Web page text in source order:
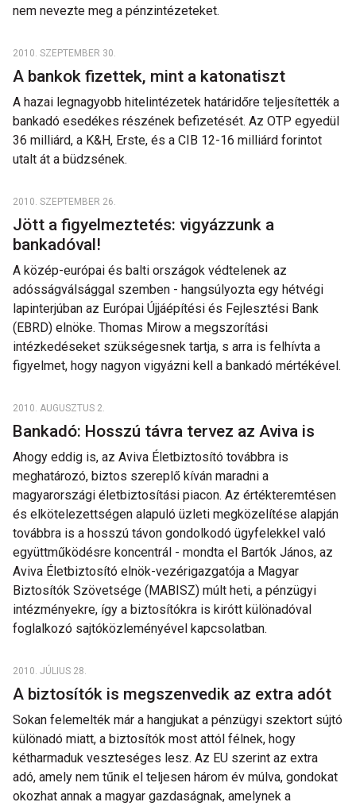
nem nevezte meg a pénzintézeteket.
2010. SZEPTEMBER 30.
A bankok fizettek, mint a katonatiszt
A hazai legnagyobb hitelintézetek határidőre teljesítették a
bankadó esedékes részének befizetését. Az OTP egyedül
36 milliárd, a K&H, Erste, és a CIB 12-16 milliárd forintot
utalt át a büdzsének.
2010. SZEPTEMBER 26.
Jött a figyelmeztetés: vigyázzunk a
bankadóval!
A közép-európai és balti országok védtelenek az
adósságválsággal szemben - hangsúlyozta egy hétvégi
lapinterjúban az Európai Újjáépítési és Fejlesztési Bank
(EBRD) elnöke. Thomas Mirow a megszorítási
intézkedéseket szükségesnek tartja, s arra is felhívta a
figyelmet, hogy nagyon vigyázni kell a bankadó mértékével.
2010. AUGUSZTUS 2.
Bankadó: Hosszú távra tervez az Aviva is
Ahogy eddig is, az Aviva Életbiztosító továbbra is
meghatározó, biztos szereplő kíván maradni a
magyarországi életbiztosítási piacon. Az értékteremtésen
és elkötelezettségen alapuló üzleti megközelítése alapján
továbbra is a hosszú távon gondolkodó ügyfelekkel való
együttműködésre koncentrál - mondta el Bartók János, az
Aviva Életbiztosító elnök-vezérigazgatója a Magyar
Biztosítók Szövetsége (MABISZ) múlt heti, a pénzügyi
intézményekre, így a biztosítókra is kirótt különadóval
foglalkozó sajtóközleményével kapcsolatban.
2010. JÚLIUS 28.
A biztosítók is megszenvedik az extra adót
Sokan felemelték már a hangjukat a pénzügyi szektort sújtó
különadó miatt, a biztosítók most attól félnek, hogy
kétharmaduk veszteséges lesz. Az EU szerint az extra
adó, amely nem tűnik el teljesen három év múlva, gondokat
okozhat annak a magyar gazdaságnak, amelynek a